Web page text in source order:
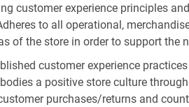
customer experience principles
to all operational,
of the store in order to support the
customer experience
a positive store culture
purchases/returns and